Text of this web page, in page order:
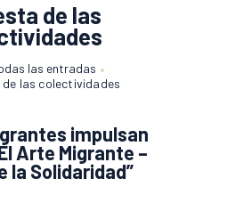
de las
las entradas
las colectividades
impulsan
Arte Migrante –
la Solidaridad”